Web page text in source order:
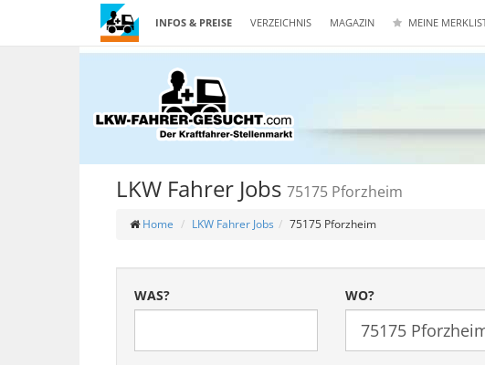
INFOS & PREISE VERZEICHNIS MAGAZIN MEINE
LKW Fahrer Jobs 75175 Pforzheim
Home LKW Fahrer Jobs 75175 Pforzheim
WAS? WO?